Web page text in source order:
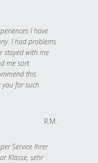
I have
I had problems
stayed with me
me sort
this
for such
R.M.
Service Ihrer
Klasse, sehr